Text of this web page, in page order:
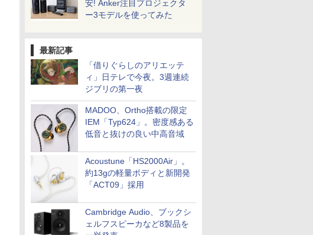
安! Anker注目プロジェクタ
ー3モデルを使ってみた
最新記事
「借りぐらしのアリエッテ
ィ」日テレで今夜。3週連続
ジブリの第一夜
MADOO、Ortho搭載の限定
IEM「Typ624」。密度感ある
低音と抜けの良い中高音域
Acoustune「HS2000Air」。
約13gの軽量ボディと新開発
「ACT09」採用
Cambridge Audio、ブックシ
ェルフスピーカなど8製品を